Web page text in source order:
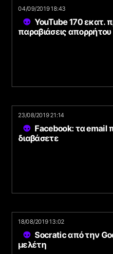
04/09/2019 18:43
YouTube 170 εκατ.
παραβιάσεις απορρήτου
23/08/2019 21:14
Facebook: τα email
διαβάσετε
18/08/2019 13:02
Socratic από την
μελέτη